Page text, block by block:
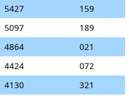
5427
159
5097
189
4864
021
4424
072
4130
321